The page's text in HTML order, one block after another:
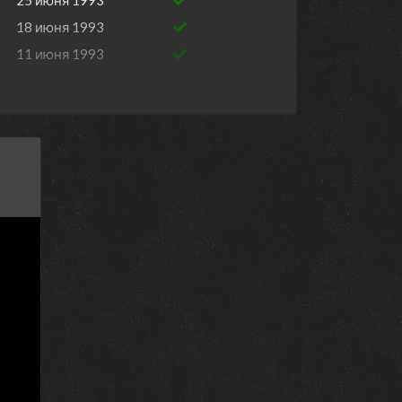
18 июня 1993
11 июня 1993
21 мая 1993
30 апреля 1993